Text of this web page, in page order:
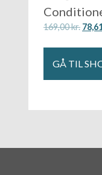
169,00kr.
GÅ TIL